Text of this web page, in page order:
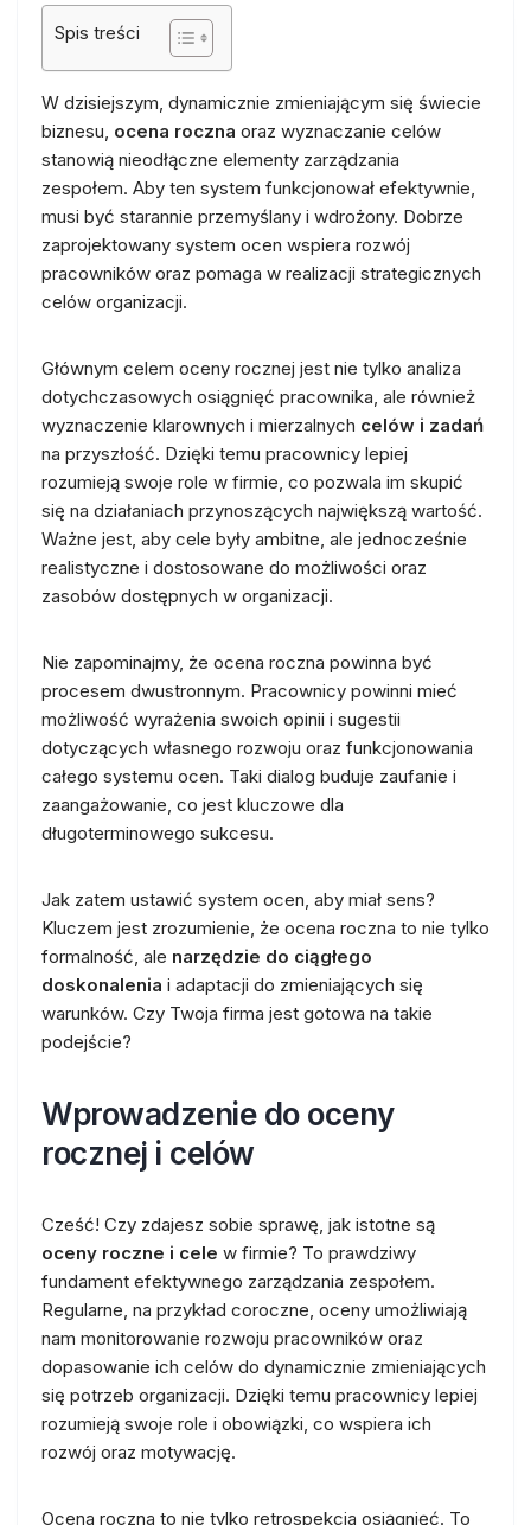
Spis treści
W dzisiejszym, dynamicznie zmieniającym się świecie
biznesu, ocena roczna oraz wyznaczanie celów
stanowią nieodłączne elementy zarządzania
zespołem. Aby ten system funkcjonował efektywnie,
musi być starannie przemyślany i wdrożony. Dobrze
zaprojektowany system ocen wspiera rozwój
pracowników oraz pomaga w realizacji strategicznych
celów organizacji.
Głównym celem oceny rocznej jest nie tylko analiza
dotychczasowych osiągnięć pracownika, ale również
wyznaczenie klarownych i mierzalnych celów i zadań
na przyszłość. Dzięki temu pracownicy lepiej
rozumieją swoje role w firmie, co pozwala im skupić
się na działaniach przynoszących największą wartość.
Ważne jest, aby cele były ambitne, ale jednocześnie
realistyczne i dostosowane do możliwości oraz
zasobów dostępnych w organizacji.
Nie zapominajmy, że ocena roczna powinna być
procesem dwustronnym. Pracownicy powinni mieć
możliwość wyrażenia swoich opinii i sugestii
dotyczących własnego rozwoju oraz funkcjonowania
całego systemu ocen. Taki dialog buduje zaufanie i
zaangażowanie, co jest kluczowe dla
długoterminowego sukcesu.
Jak zatem ustawić system ocen, aby miał sens?
Kluczem jest zrozumienie, że ocena roczna to nie tylko
formalność, ale narzędzie do ciągłego
doskonalenia i adaptacji do zmieniających się
warunków. Czy Twoja firma jest gotowa na takie
podejście?
Wprowadzenie do oceny
rocznej i celów
Cześć! Czy zdajesz sobie sprawę, jak istotne są
oceny roczne i cele w firmie? To prawdziwy
fundament efektywnego zarządzania zespołem.
Regularne, na przykład coroczne, oceny umożliwiają
nam monitorowanie rozwoju pracowników oraz
dopasowanie ich celów do dynamicznie zmieniających
się potrzeb organizacji. Dzięki temu pracownicy lepiej
rozumieją swoje role i obowiązki, co wspiera ich
rozwój oraz motywację.
Ocena roczna to nie tylko retrospekcja osiągnięć. To